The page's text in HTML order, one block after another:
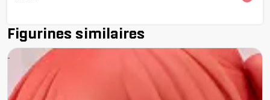
Figurines similaires